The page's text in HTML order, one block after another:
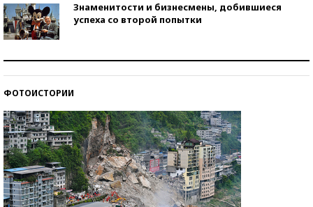
Знаменитости и бизнесмены, добившиеся
успеха со второй попытки
ФОТОИСТОРИИ